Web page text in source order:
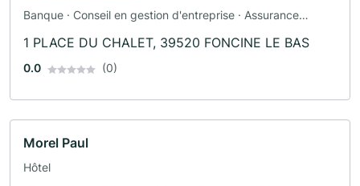
Banque · Conseil en gestion d'entreprise · Assurance
1 PLACE DU CHALET, 39520 FONCINE LE BAS
0.0 (0)
Morel Paul
Hôtel